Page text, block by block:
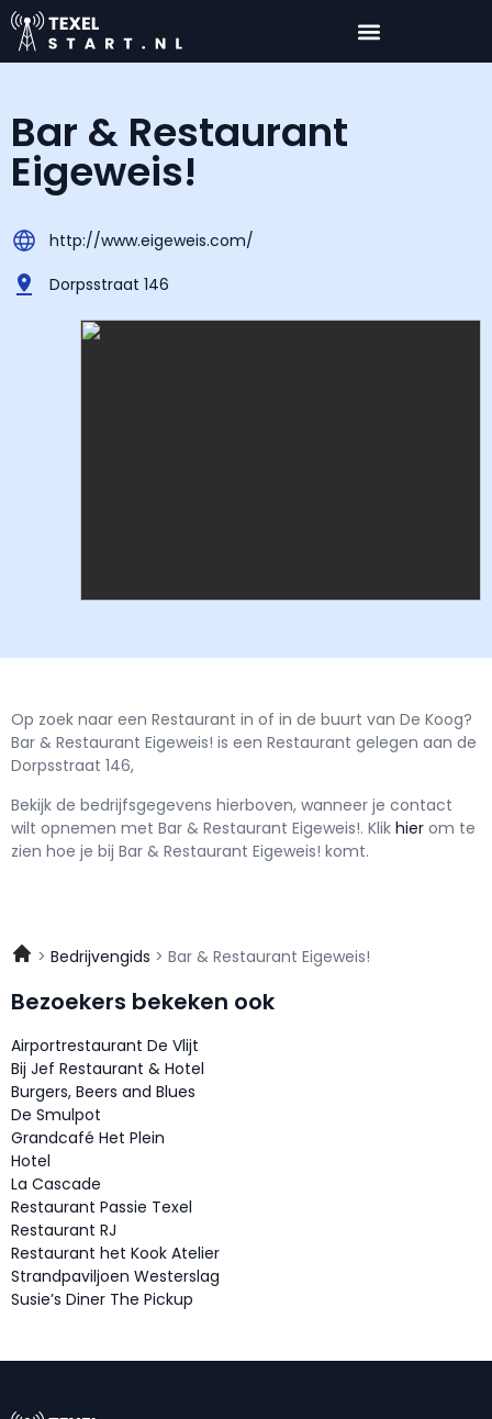
Bar & Restaurant
Eigeweis!
http://www.eigeweis.com/
Dorpsstraat 146
Op zoek naar een Restaurant in of in de buurt van De Koog?
Bar & Restaurant Eigeweis! is een Restaurant gelegen aan de
Dorpsstraat 146,
Bekijk de bedrijfsgegevens hierboven, wanneer je contact
wilt opnemen met Bar & Restaurant Eigeweis!. Klik hier om te
zien hoe je bij Bar & Restaurant Eigeweis! komt.
Bedrijvengids Bar & Restaurant Eigeweis!
Bezoekers bekeken ook
Airportrestaurant De Vlijt
Bij Jef Restaurant & Hotel
Burgers, Beers and Blues
De Smulpot
Grandcafé Het Plein
Hotel
La Cascade
Restaurant Passie Texel
Restaurant RJ
Restaurant het Kook Atelier
Strandpaviljoen Westerslag
Susie’s Diner The Pickup